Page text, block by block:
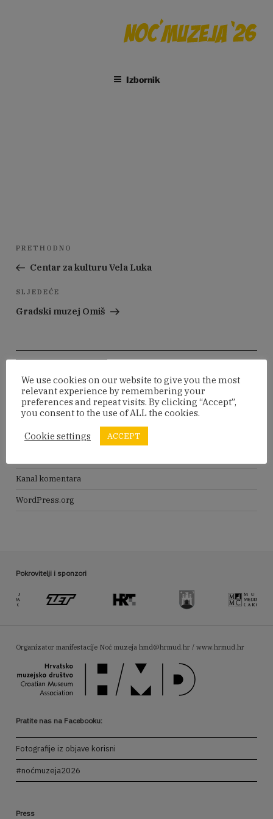
Izbornik
Navigacija
Prethodna
PRETHODNO
Centar za kulturu Vela Luka
Sljedeća
objava
SLJEDEĆE
Gradski muzej Omiš
META
Prijava
Kanal komentara
WordPress.org
Pokrovitelji i sponzori
Organizator manifestacije Noć muzeja hmd@hrmud.hr / www.hrmud.hr
Pratite nas na Facebooku:
Fotografije iz objave korisni
#noćmuzeja2026
Press
We use cookies on our website to give you the most
relevant experience by remembering your
preferences and repeat visits. By clicking “Accept”,
you consent to the use of ALL the cookies.
Cookie settings
ACCEPT